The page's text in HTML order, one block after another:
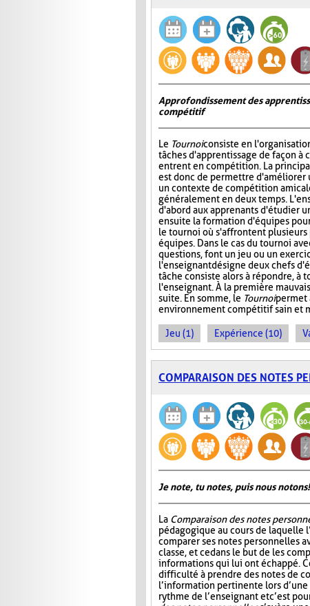
Approfondissement des
compétitif
Le Tournoiconsiste en
tâches d'apprentissage de façon à
entrent en compétition. La
est donc de permettre d'améliorer
un contexte de compétition
généralement en deux temps.
d'abord aux apprenants d'étudier
ensuite la formation d'équipes
le tournoi où s'affrontent
équipes. Dans le cas du tournoi
questions, font un jeu ou un
l'enseignant désigne deux chefs
tâche consiste alors à répondre, à
l'enseignant. À la première
suite. En somme, le Tournoipermet
environnement compétitif sain et
Jeu (1) Expérience (10)
COMPARAISON DES NOTES
Je note, tu notes, puis nous notons!
La Comparaison des notes
pédagogique au cours de laquelle
comparer ses notes personnelles
classe, et ce dans le but de les
informations qui lui ont échappé.
difficulté à prendre des notes de
l’information pertinente lors
rythme de l’enseignant et c’est